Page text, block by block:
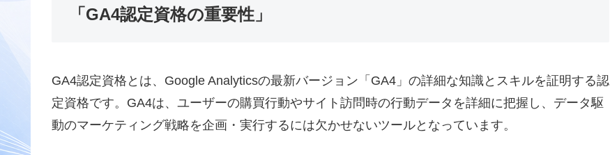
「GA4認定資格の重要性」
GA4認定資格とは、Google Analyticsの最新バージョン「GA4」の詳細な知識とスキルを証明する認
定資格です。GA4は、ユーザーの購買行動やサイト訪問時の行動データを詳細に把握し、データ駆
動のマーケティング戦略を企画・実行するには欠かせないツールとなっています。